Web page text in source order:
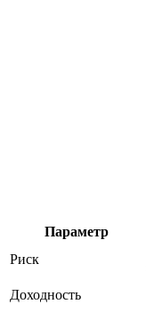
Параметр
Риск
Доходность